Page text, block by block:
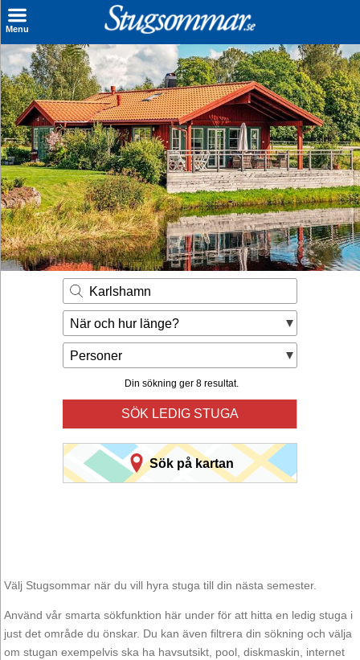
Menu
Sök stuga
Sista Minuten
Genvägar
Inspiration
Kontakt
Husägare
Se hur mycket du kan tjäna
Räkna ut din
hyresintäkt
Karlshamn
När och hur länge?
Personer
Din sökning ger 8 resultat.
SÖK LEDIG STUGA
Sök på kartan
Välj Stugsommar när du vill hyra stuga till din nästa semester.
Använd vår smarta sökfunktion här under för att hitta en ledig stuga i
just det område du önskar. Du kan även filtrera din sökning och välja
om stugan exempelvis ska ha havsutsikt, pool, diskmaskin, internet